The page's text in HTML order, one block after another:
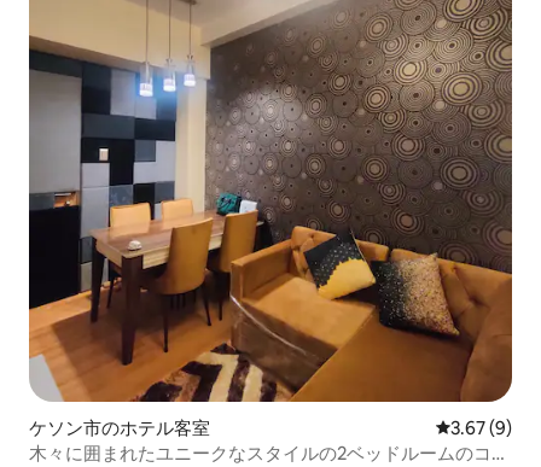
ケソン市のホテル客室 レビュー9
3.67 (9)
木々に囲まれたユニークなスタイルの2ベッドルームのコン